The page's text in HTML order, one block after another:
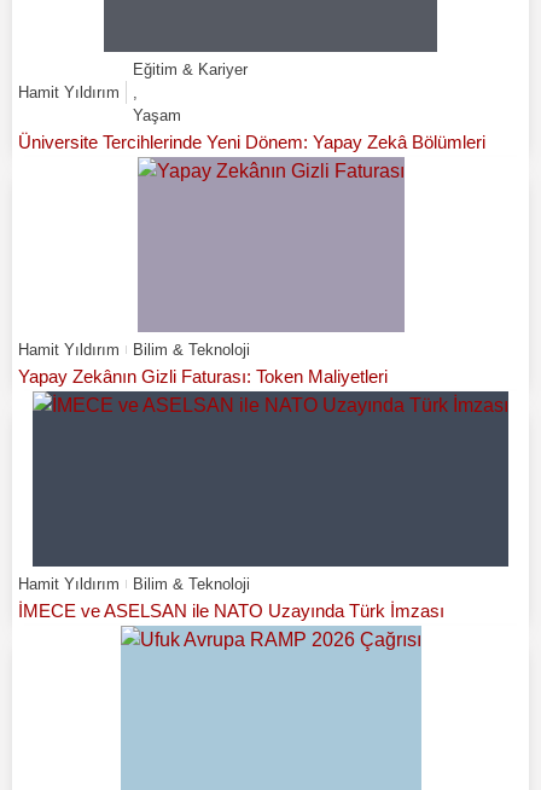
Hamit Yıldırım
Eğitim & Kariyer
,
Yaşam
Üniversite Tercihlerinde Yeni Dönem: Yapay Zekâ Bölümleri
Hamit Yıldırım Bilim & Teknoloji
Yapay Zekânın Gizli Faturası: Token Maliyetleri
Hamit Yıldırım Bilim & Teknoloji
İMECE ve ASELSAN ile NATO Uzayında Türk İmzası